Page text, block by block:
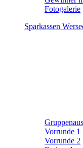
Fotogalerie
Sparkassen
Vorrunde 1
Vorrunde 2